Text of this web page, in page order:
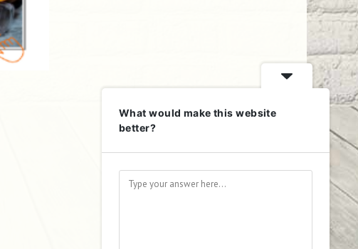
What would make this website
better?